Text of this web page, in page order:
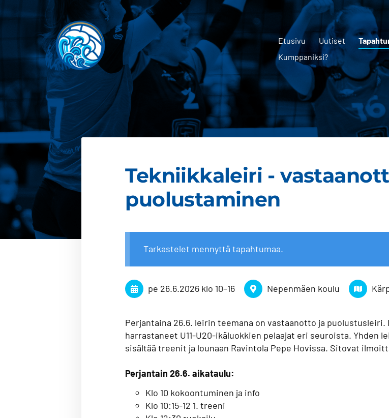
Siirry
sisältöön
JOEN JUJU
Etusivu Uutiset
Kumppaniksi?
Tekniikkaleiri -
puolustaminen
Tarkastelet mennyttä tapahtumaa.
pe 26.6.2026 klo 10–16 Nepenmäen koulu
Perjantaina 26.6. leirin teemana on vastaanotto ja
harrastaneet U11-U20-ikäluokkien pelaajat eri seuroista. Yhden
sisältää treenit ja lounaan Ravintola Pepe Hovissa. Sitovat
Perjantain 26.6. aikataulu:
Klo 10 kokoontuminen ja info
Klo 10:15-12 1. treeni